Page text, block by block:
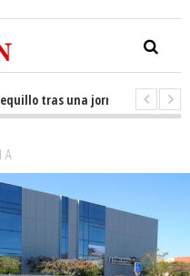
una jornada de baloncesto